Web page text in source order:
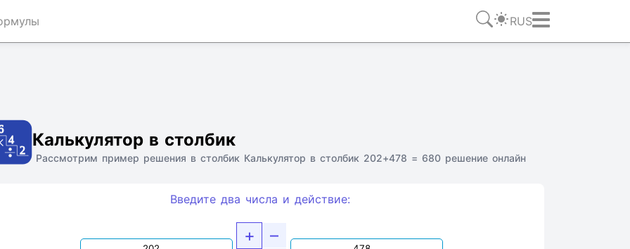
RUS
Калькулятор в столбик
Рассмотрим пример решения в столбик Калькулятор в столбик 202+478 = 680 решение онлайн
Введите два числа и действие:
+
–